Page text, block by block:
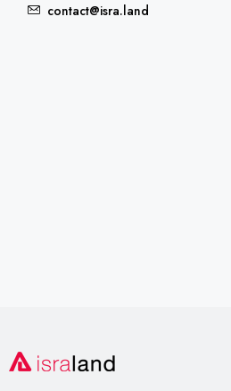
contact@isra.land